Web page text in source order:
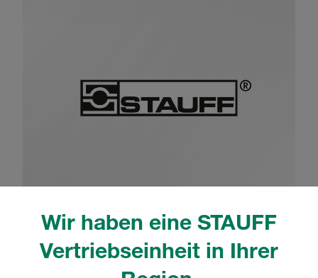
Wir haben eine STAUFF
Vertriebseinheit in Ihrer
Bitte beachten Sie: Das Bild dient nur zur Veranschaulichung und kann vom